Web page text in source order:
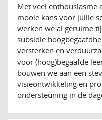
Met veel enthousiasme
mooie kans voor jullie
werken we al geruime
subsidie
versterken en
voor (hoog)begaafde
bouwen we aan een
visieontwikkeling en
ondersteuning in de